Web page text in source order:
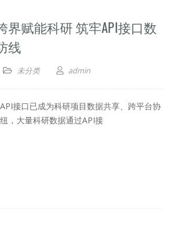
界赋能科研 筑牢API接口数
线
未分类 admin
接口已成为科研项目数据共享、跨平台协
，大量科研数据通过API接